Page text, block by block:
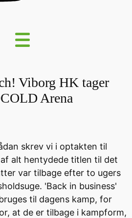
Viborg HK tager
Arena
skrev vi i optakten til
alt hentydede titlen til det
var tilbage efter to ugers
'Back in business'
til dagens kamp, for
at de er tilbage i kampform,